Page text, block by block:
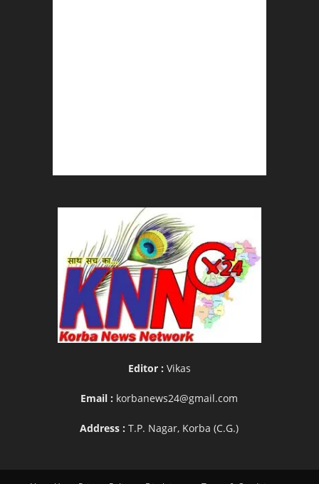
Editor : Vikas
Email : korbanews24@gmail.com
Address :T.P. Nagar, Korba (C.G.)